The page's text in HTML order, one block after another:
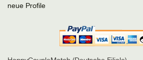
neue Profile